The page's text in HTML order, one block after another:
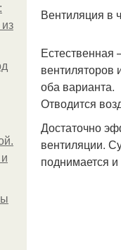
Вентиляция в
Естественная
вентиляторов
оба варианта.
Отводится
Достаточно
вентиляции.
поднимается